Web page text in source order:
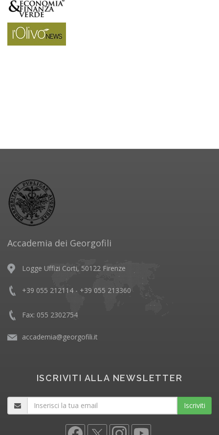
Accademia dei Georgofili
Logge Uffizi Corti, 50122 Firenze
+39 055 212114 - +39 055 213360
Fax: 055 2302754
accademia@georgofili.it
ISCRIVITI ALLA NEWSLETTER
Iscriviti